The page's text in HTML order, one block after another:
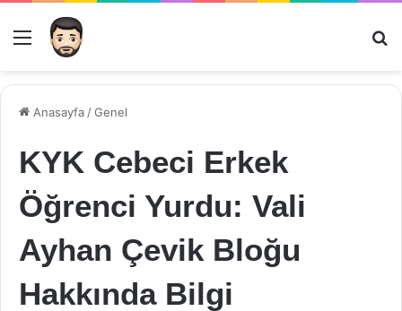
Menü
Anasayfa /Genel
KYK Cebeci Erkek
Öğrenci Yurdu: Vali
Ayhan Çevik Bloğu
Hakkında Bilgi